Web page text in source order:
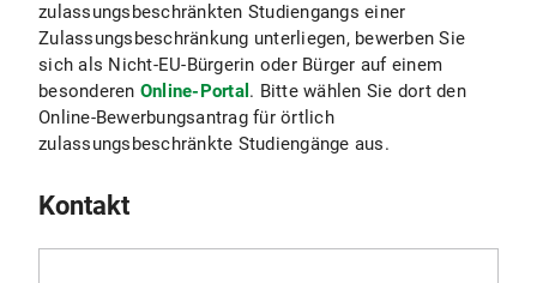
zulassungsbeschränkten Studiengangs einer
Zulassungsbeschränkung unterliegen, bewerben Sie
sich als Nicht-EU-Bürgerin oder Bürger auf einem
besonderen Online-Portal . Bitte wählen Sie dort den
Online-Bewerbungsantrag für örtlich
zulassungsbeschränkte Studiengänge aus.
Kontakt